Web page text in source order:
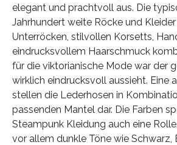
elegant und prachtvoll aus. Die
Jahrhundert weite Röcke und
Unterröcken, stilvollen Korsetts,
eindrucksvollem Haarschmuck
für die viktorianische Mode war der
wirklich eindrucksvoll aussieht. Eine
stellen die Lederhosen in
passenden Mantel dar. Die Farben
Steampunk Kleidung auch eine
vor allem dunkle Töne wie Schwarz,